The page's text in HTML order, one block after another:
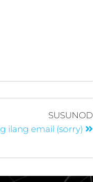
SUSUNOD
ilang email (sorry)